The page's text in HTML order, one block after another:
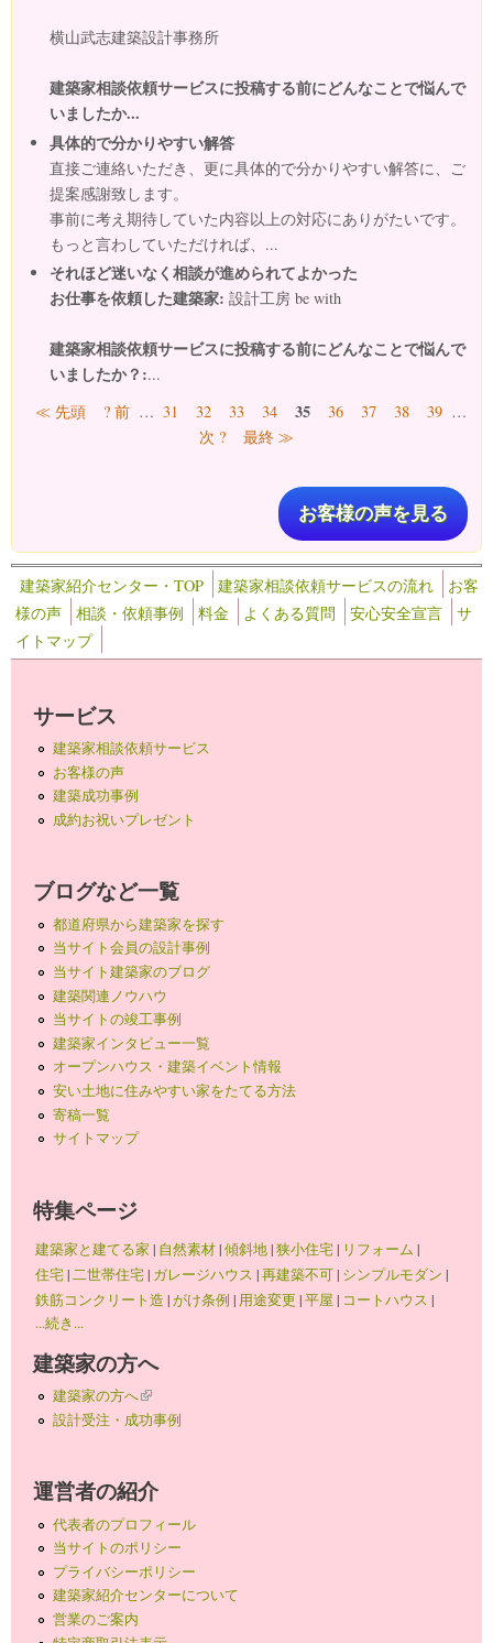
横山武志建築設計事務所
建築家相談依頼サービスに投稿する前にどんなことで悩んで
いましたか...
具体的で分かりやすい解答
直接ご連絡いただき、更に具体的で分かりやすい解答に、ご
提案感謝致します。
事前に考え期待していた内容以上の対応にありがたいです。
もっと言わしていただければ、...
それほど迷いなく相談が進められてよかった
お仕事を依頼した建築家: 設計工房 be with
建築家相談依頼サービスに投稿する前にどんなことで悩んで
いましたか？:...
ページ
≪ 先頭 ? 前 … 31 32 33 34 35 36 37 38 39 …
次 ?
最終 ≫
お客様の声を見る
建築家紹介センター・TOP 建築家相談依頼サービスの流れ
お客
様の声
相談・依頼事例 料金 よくある質問 安心安全宣言
サ
イトマップ
サービス
建築家相談依頼サービス
お客様の声
建築成功事例
成約お祝いプレゼント
ブログなど一覧
都道府県から建築家を探す
当サイト会員の設計事例
当サイト建築家のブログ
建築関連ノウハウ
当サイトの竣工事例
建築家インタビュー一覧
オープンハウス・建築イベント情報
安い土地に住みやすい家をたてる方法
寄稿一覧
サイトマップ
特集ページ
建築家と建てる家 | 自然素材|傾斜地|狭小住宅| リフォーム |
住宅| 二世帯住宅| ガレージハウス |再建築不可| シンプルモダン |
鉄筋コンクリート造 |がけ条例 | 用途変更 |平屋 | コートハウス |
...続き...
建築家の方へ
建築家の方へ(link is external)
設計受注・成功事例
運営者の紹介
代表者のプロフィール
当サイトのポリシー
プライバシーポリシー
建築家紹介センターについて
営業のご案内